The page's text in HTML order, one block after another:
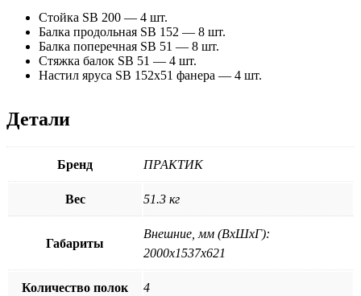
Стойка SB 200 — 4 шт.
Балка продольная SB 152 — 8 шт.
Балка поперечная SB 51 — 8 шт.
Стяжка балок SB 51 — 4 шт.
Настил яруса SB 152х51 фанера — 4 шт.
Детали
Бренд ПРАКТИК
Вес 51.3 кг
Габариты
Внешние, мм (ВхШхГ):
2000x1537x621
Количество полок 4